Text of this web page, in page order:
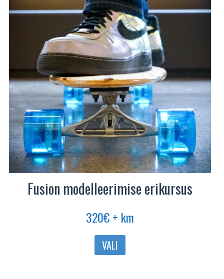
Valikuid
saab
teha
tootelehel.
Fusion modelleerimise erikursus
320€+ km
VALI
Sellel